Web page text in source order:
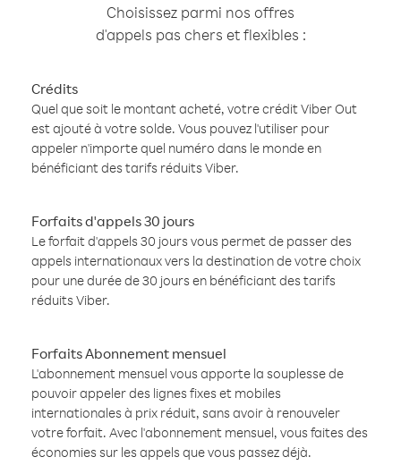
Choisissez parmi nos offres
d'appels pas chers et flexibles :
Crédits
Quel que soit le montant acheté, votre crédit Viber Out
est ajouté à votre solde. Vous pouvez l'utiliser pour
appeler n'importe quel numéro dans le monde en
bénéficiant des tarifs réduits Viber.
Forfaits d'appels 30 jours
Le forfait d'appels 30 jours vous permet de passer des
appels internationaux vers la destination de votre choix
pour une durée de 30 jours en bénéficiant des tarifs
réduits Viber.
Forfaits Abonnement mensuel
L'abonnement mensuel vous apporte la souplesse de
pouvoir appeler des lignes fixes et mobiles
internationales à prix réduit, sans avoir à renouveler
votre forfait. Avec l'abonnement mensuel, vous faites des
économies sur les appels que vous passez déjà.